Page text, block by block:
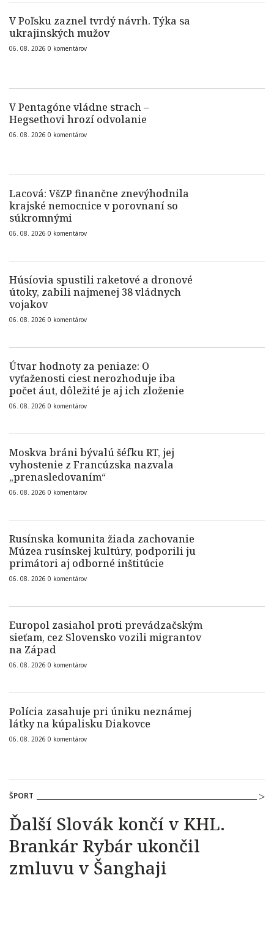
V Poľsku zaznel tvrdý návrh. Týka sa
ukrajinských mužov
06. 08. 2026 0 komentárov
V Pentagóne vládne strach –
Hegsethovi hrozí odvolanie
06. 08. 2026 0 komentárov
Lacová: VšZP finančne znevýhodnila
krajské nemocnice v porovnaní so
súkromnými
06. 08. 2026 0 komentárov
Húsíovia spustili raketové a dronové
útoky, zabili najmenej 38 vládnych
vojakov
06. 08. 2026 0 komentárov
Útvar hodnoty za peniaze: O
vyťaženosti ciest nerozhoduje iba
počet áut, dôležité je aj ich zloženie
06. 08. 2026 0 komentárov
Moskva bráni bývalú šéfku RT, jej
vyhostenie z Francúzska nazvala
„prenasledovaním“
06. 08. 2026 0 komentárov
Rusínska komunita žiada zachovanie
Múzea rusínskej kultúry, podporili ju
primátori aj odborné inštitúcie
06. 08. 2026 0 komentárov
Europol zasiahol proti prevádzačským
sieťam, cez Slovensko vozili migrantov
na Západ
06. 08. 2026 0 komentárov
Polícia zasahuje pri úniku neznámej
látky na kúpalisku Diakovce
06. 08. 2026 0 komentárov
ŠPORT